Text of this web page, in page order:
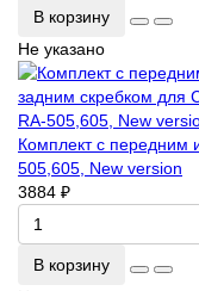
В корзину
Не указано
Комплект с передним
505,605, New version
3884 ₽
В корзину